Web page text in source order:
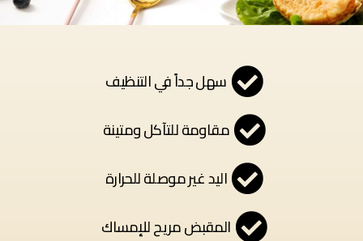
سهل جداً في التنظيف
مقاومة للتآكل ومتينة
اليد غير موصلة للحرارة
المقبض مريح للإمساك